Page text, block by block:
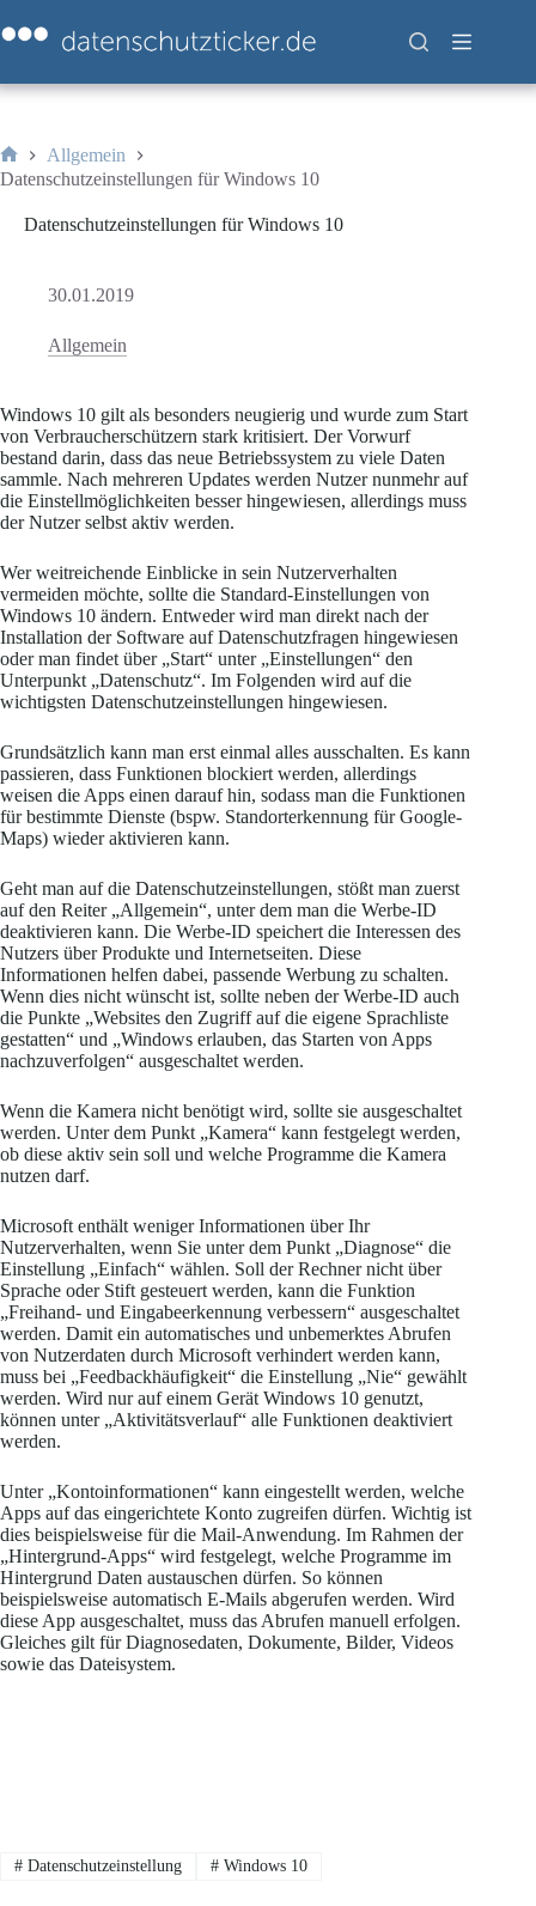
Inhalt
springen
Start
Allgemein
Datenschutzeinstellungen für Windows 10
Datenschutzeinstellungen für Windows 10
30.01.2019
Allgemein
Windows 10 gilt als besonders neugierig und wurde zum Start
von Verbraucherschützern stark kritisiert. Der Vorwurf
bestand darin, dass das neue Betriebssystem zu viele Daten
sammle. Nach mehreren Updates werden Nutzer nunmehr auf
die Einstellmöglichkeiten besser hingewiesen, allerdings muss
der Nutzer selbst aktiv werden.
Wer weitreichende Einblicke in sein Nutzerverhalten
vermeiden möchte, sollte die Standard-Einstellungen von
Windows 10 ändern. Entweder wird man direkt nach der
Installation der Software auf Datenschutzfragen hingewiesen
oder man findet über „Start“ unter „Einstellungen“ den
Unterpunkt „Datenschutz“. Im Folgenden wird auf die
wichtigsten Datenschutzeinstellungen hingewiesen.
Grundsätzlich kann man erst einmal alles ausschalten. Es kann
passieren, dass Funktionen blockiert werden, allerdings
weisen die Apps einen darauf hin, sodass man die Funktionen
für bestimmte Dienste (bspw. Standorterkennung für Google-
Maps) wieder aktivieren kann.
Geht man auf die Datenschutzeinstellungen, stößt man zuerst
auf den Reiter „Allgemein“, unter dem man die Werbe-ID
deaktivieren kann. Die Werbe-ID speichert die Interessen des
Nutzers über Produkte und Internetseiten. Diese
Informationen helfen dabei, passende Werbung zu schalten.
Wenn dies nicht wünscht ist, sollte neben der Werbe-ID auch
die Punkte „Websites den Zugriff auf die eigene Sprachliste
gestatten“ und „Windows erlauben, das Starten von Apps
nachzuverfolgen“ ausgeschaltet werden.
Wenn die Kamera nicht benötigt wird, sollte sie ausgeschaltet
werden. Unter dem Punkt „Kamera“ kann festgelegt werden,
ob diese aktiv sein soll und welche Programme die Kamera
nutzen darf.
Microsoft enthält weniger Informationen über Ihr
Nutzerverhalten, wenn Sie unter dem Punkt „Diagnose“ die
Einstellung „Einfach“ wählen. Soll der Rechner nicht über
Sprache oder Stift gesteuert werden, kann die Funktion
„Freihand- und Eingabeerkennung verbessern“ ausgeschaltet
werden. Damit ein automatisches und unbemerktes Abrufen
von Nutzerdaten durch Microsoft verhindert werden kann,
muss bei „Feedbackhäufigkeit“ die Einstellung „Nie“ gewählt
werden. Wird nur auf einem Gerät Windows 10 genutzt,
können unter „Aktivitätsverlauf“ alle Funktionen deaktiviert
werden.
Unter „Kontoinformationen“ kann eingestellt werden, welche
Apps auf das eingerichtete Konto zugreifen dürfen. Wichtig ist
dies beispielsweise für die Mail-Anwendung. Im Rahmen der
„Hintergrund-Apps“ wird festgelegt, welche Programme im
Hintergrund Daten austauschen dürfen. So können
beispielsweise automatisch E-Mails abgerufen werden. Wird
diese App ausgeschaltet, muss das Abrufen manuell erfolgen.
Gleiches gilt für Diagnosedaten, Dokumente, Bilder, Videos
sowie das Dateisystem.
#Datenschutzeinstellung #Windows 10